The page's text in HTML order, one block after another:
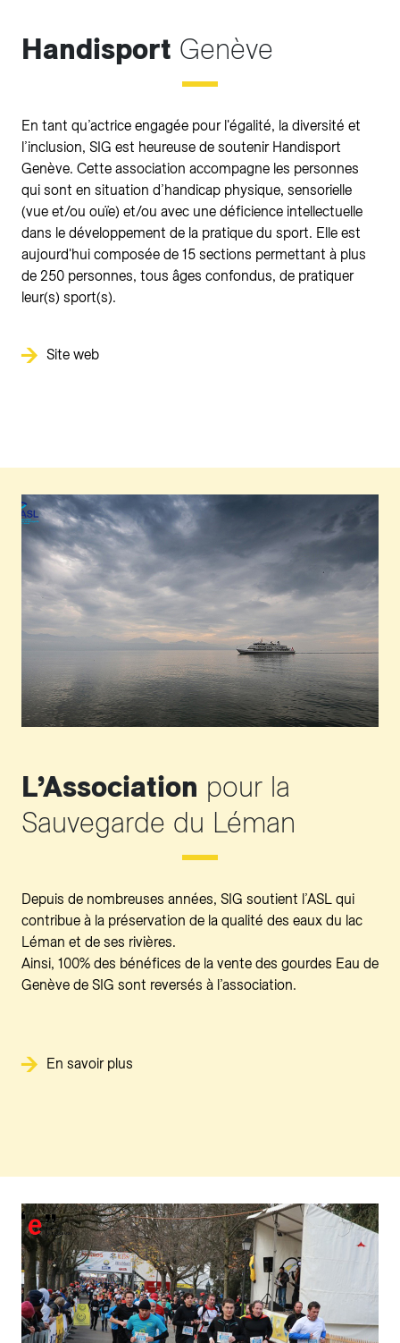
Handisport Genève
En tant qu’actrice engagée pour l'égalité, la diversité et
l’inclusion, SIG est heureuse de soutenir Handisport
Genève. Cette association accompagne les personnes
qui sont en situation d’handicap physique, sensorielle
(vue et/ou ouïe) et/ou avec une déficience intellectuelle
dans le développement de la pratique du sport. Elle est
aujourd'hui composée de 15 sections permettant à plus
de 250 personnes, tous âges confondus, de pratiquer
leur(s) sport(s).
Site web
L’Association pour la
Sauvegarde du Léman
Depuis de nombreuses années, SIG soutient l’ASL qui
contribue à la préservation de la qualité des eaux du lac
Léman et de ses rivières.
Ainsi, 100% des bénéfices de la vente des gourdes Eau de
Genève de SIG sont reversés à l’association.
En savoir plus